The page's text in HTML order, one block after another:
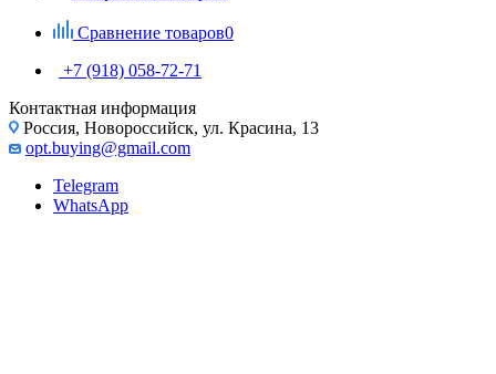
Сравнение товаров0
+7 (918) 058-72-71
Контактная информация
Россия, Новороссийск, ул. Красина, 13
opt.buying@gmail.com
Telegram
WhatsApp